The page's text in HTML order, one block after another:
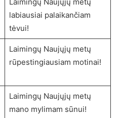
labiausiai palaikančiam
tėvui!
Laimingų Naujųjų metų
rūpestingiausiam motinai!
Laimingų Naujųjų metų
mano mylimam sūnui!